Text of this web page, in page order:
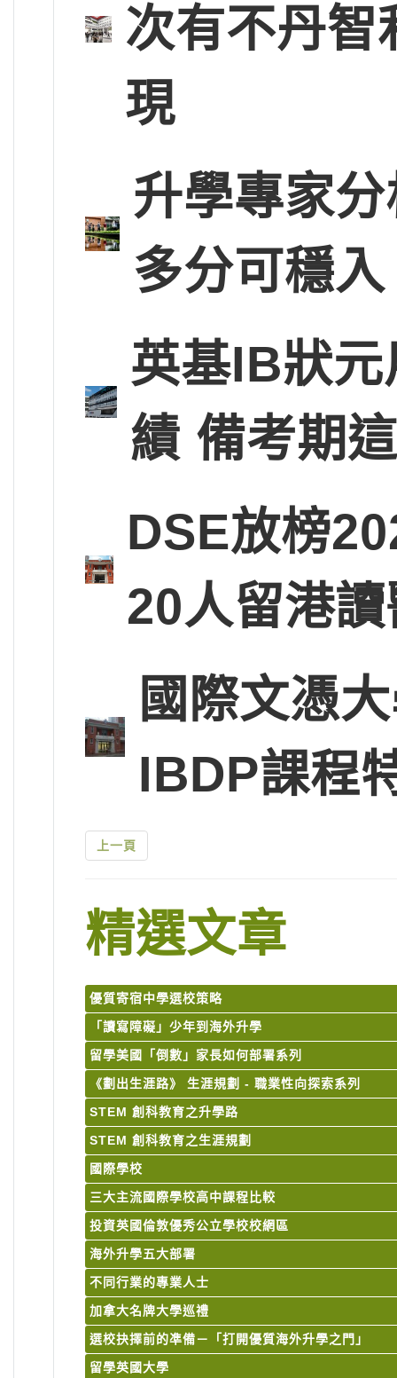
次有不丹智
現
升學專家
多分可穩
英基IB狀
績 備考期
DSE放榜
20人留港
國際文憑
IBDP課程
上一頁
精選文章
優質寄宿中學選校策略
「讀寫障礙」少年到海外升學
留學美國「倒數」家長如何部署系列
《劃出生涯路》 生涯規劃 - 職業性向探索系列
STEM 創科教育之升學路
STEM 創科教育之生涯規劃
國際學校
三大主流國際學校高中課程比較
投資英國倫敦優秀公立學校校網區
海外升學五大部署
不同行業的專業人士
加拿大名牌大學巡禮
選校抉擇前的凖備－「打開優質海外升學之門」
留學英國大學